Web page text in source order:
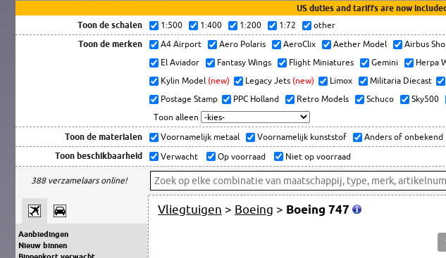
US duties and tariffs are now
Toon de schalen
1:500 1:400 1:200 1:72 other
Toon de merken A4 Airport Aero Polaris AeroClix Aether Model Airbus
El Aviador
Fantasy Wings Flight Miniatures Gemini Herpa
Kylin Model (new) Legacy Jets (new) Limox Militaria Diecast
Postage Stamp
PPC Holland Retro Models Schuco Sky500
Toon alleen
Toon de materialen Voornamelijk metaal Voornamelijk kunststof Anders of onbekend
Toon beschikbaarheid Verwacht Op voorraad Niet op voorraad
388 verzamelaars online!
Aanbiedingen
Nieuw binnen
Vliegtuigen > Boeing > Boeing 747